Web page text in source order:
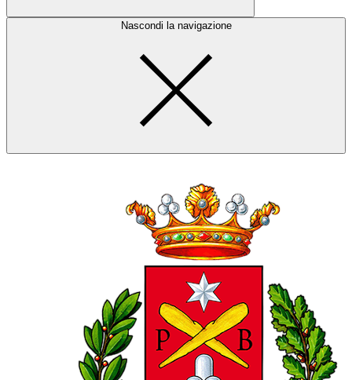
Nascondi la navigazione